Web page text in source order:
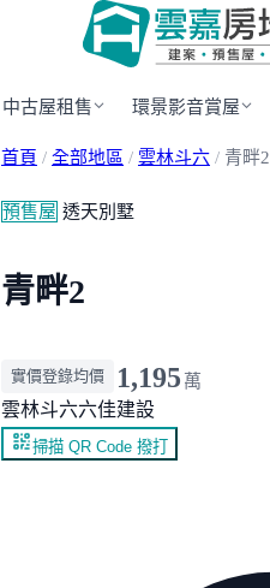
中古屋租售 環景影音賞屋
首頁 / 全部地區 / 雲林斗六 / 青畔2
預售屋 透天別墅
青畔2
實價登錄均價 1,195 萬
雲林斗六六佳建設
掃描 QR Code 撥打